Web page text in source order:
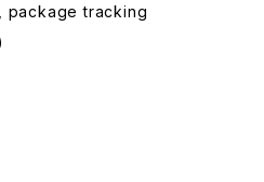
package tracking